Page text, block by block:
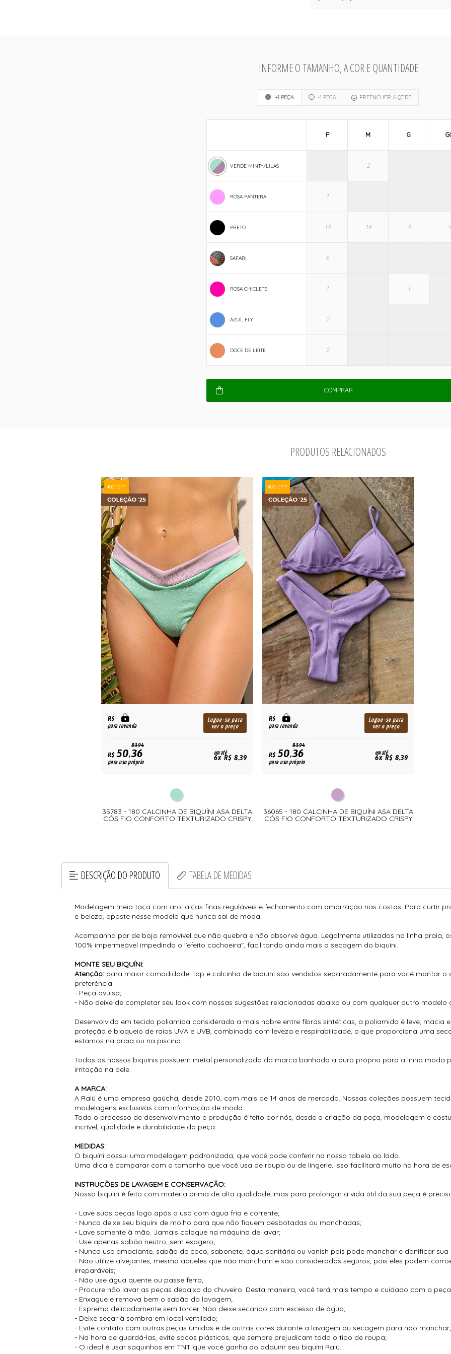
INFORME O TAMANHO, A COR E QUANTIDADE
+1 PEÇA -1 PEÇA PREENCHER A QTDE
VERDE MINTY/LILÁS
ROSA PANTERA
PRETO
SAFARI
ROSA CHICLETE
AZUL FLY
DOCE DE LEITE
P M G
COMPRAR
PRODUTOS RELACIONADOS
40% OFF
R$
para revenda
Logue-se para
ver o preço
83,94
R$50,36
para uso próprio
em até
6x R$ 8,39
35783 - 180 CALCINHA DE BIQUÍNI ASA DELTA
CÓS FIO CONFORTO TEXTURIZADO CRISPY
40% OFF
R$
para revenda
Logue-se para
ver o preço
83,94
R$50,36
para uso próprio
em até
6x R$ 8,39
36065 - 180 CALCINHA DE BIQUÍNI ASA DELTA
CÓS FIO CONFORTO TEXTURIZADO CRISPY
DESCRIÇÃO DO PRODUTO TABELA DE MEDIDAS
Modelagem meia taça com aro, alças finas reguláveis e fechamento com amarração nas costas. Para curtir
e beleza, aposte nesse modelo que nunca sai de moda.
Acompanha par de bojo removível que não quebra e não absorve água. Legalmente utilizados na linha praia,
100% impermeável impedindo o "efeito cachoeira", facilitando ainda mais a secagem do biquíni.
MONTE SEU BIQUÍNI:
Atenção: para maior comodidade, top e calcinha de biquíni são vendidos separadamente para você montar
preferência.
- Peça avulsa;
- Não deixe de completar seu look com nossas sugestões relacionadas abaixo ou com qualquer outro modelo
Desenvolvido em tecido poliamida considerada a mais nobre entre fibras sintéticas, a poliamida é leve,
proteção e bloqueio de raios UVA e UVB, combinado com leveza e respirabilidade, o que proporciona uma
estamos na praia ou na piscina.
Todos os nossos biquínis possuem metal personalizado da marca banhado a ouro próprio para a linha
irritação na pele.
A MARCA:
A Ralú é uma empresa gaúcha, desde 2010, com mais de 14 anos de mercado. Nossas coleções possuem
modelagens exclusivas com informação de moda.
Todo o processo de desenvolvimento e produção é feito por nós, desde a criação da peça, modelagem e
incrível, qualidade e durabilidade da peça.
MEDIDAS:
O biquíni possui uma modelagem padronizada, que você pode conferir na nossa tabela ao lado.
Uma dica é comparar com o tamanho que você usa de roupa ou de lingerie, isso facilitará muito na hora de
INSTRUÇÕES DE LAVAGEM E CONSERVAÇÃO:
Nosso biquíni é feito com matéria prima de alta qualidade, mas para prolongar a vida útil da sua peça é
- Lave suas peças logo após o uso com água fria e corrente;
- Nunca deixe seu biquíni de molho para que não fiquem desbotadas ou manchadas;
- Lave somente à mão. Jamais coloque na máquina de lavar;
- Use apenas sabão neutro, sem exagero;
- Nunca use amaciante, sabão de coco, sabonete, água sanitária ou vanish pois pode manchar e danificar sua
- Não utilize alvejantes, mesmo aqueles que não mancham e são considerados seguros, pois eles podem
irreparáveis;
- Não use água quente ou passe ferro;
- Procure não lavar as peças debaixo do chuveiro. Desta maneira, você terá mais tempo e cuidado com a
- Enxague e remova bem o sabão da lavagem;
- Esprema delicadamente sem torcer. Não deixe secando com excesso de água;
- Deixe secar à sombra em local ventilado;
- Evite contato com outras peças úmidas e de outras cores durante a lavagem ou secagem para não manchar;
- Na hora de guardá-las, evite sacos plásticos, que sempre prejudicam todo o tipo de roupa;
- O ideal é usar saquinhos em TNT que você ganha ao adquirir seu biquíni Ralú.